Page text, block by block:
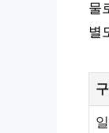
물
별